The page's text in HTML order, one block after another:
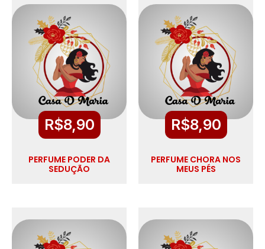
R$8,90
PERFUME PODER DA
SEDUÇÃO
R$8,90
PERFUME CHORA NOS
MEUS PÉS